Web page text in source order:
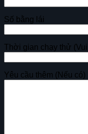
Số bằng lái
Thời gian chạy thử
Yêu cầu thêm (Nếu có)